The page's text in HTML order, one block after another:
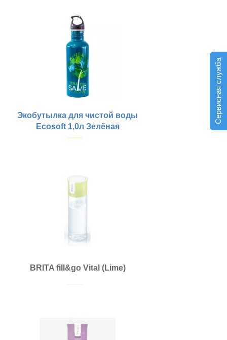
Сервисная служба
Экобутылка для чистой воды
Ecosoft 1,0л Зелёная
BRITA fill&go Vital (Lime)